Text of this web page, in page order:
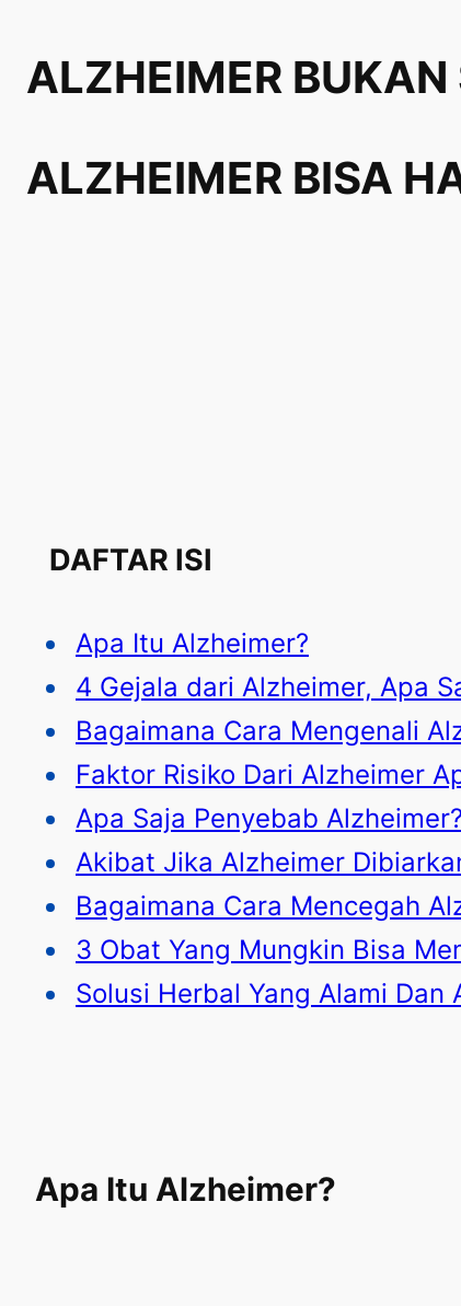
konten
ALZHEIMER BUKAN
ALZHEIMER BISA
DAFTAR ISI
Apa Itu Alzheimer?
4 Gejala dari Alzheimer, Apa
Bagaimana Cara Mengenali
Faktor Risiko Dari Alzheimer
Apa Saja Penyebab Alzheimer?
Akibat Jika Alzheimer
Bagaimana Cara Mencegah
3 Obat Yang Mungkin Bisa
Solusi Herbal Yang Alami
Apa Itu Alzheimer?